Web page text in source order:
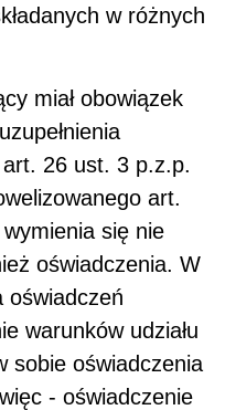
w różnych
miał obowiązek
26 ust. 3 p.z.p.
art.
się nie
oświadczenia. W
oświadczeń
warunków udziału
sobie oświadczenia
- oświadczenie